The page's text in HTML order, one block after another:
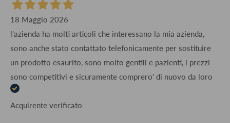
18 Maggio 2026
l'azienda ha molti articoli che interessano la mia azienda,
sono anche stato contattato telefonicamente per sostituire
un prodotto esaurito, sono molto gentili e pazienti, i prezzi
sono competitivi e sicuramente comprero' di nuovo da loro
Acquirente verificato